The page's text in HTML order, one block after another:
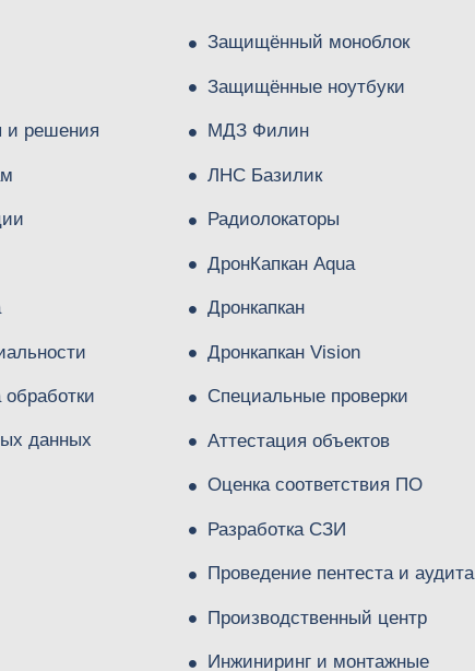
и решения
данных
Защищённый моноблок
Защищённые ноутбуки
МДЗ Филин
ЛНС Базилик
Радиолокаторы
ДронКапкан Aqua
Дронкапкан
Дронкапкан Vision
Специальные проверки
Аттестация объектов
Оценка соответствия ПО
Разработка СЗИ
Проведение пентеста и аудита
Производственный центр
Инжиниринг и монтажные